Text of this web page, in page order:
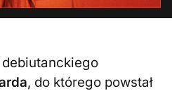
debiutanckiego
, do którego powstał